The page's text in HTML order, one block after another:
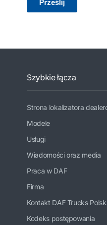
Szybkie łącza
Strona lokalizatora
Modele
Usługi
Wiadomości oraz media
Praca w DAF
Firma
Kontakt DAF Trucks
Kodeks postępowania